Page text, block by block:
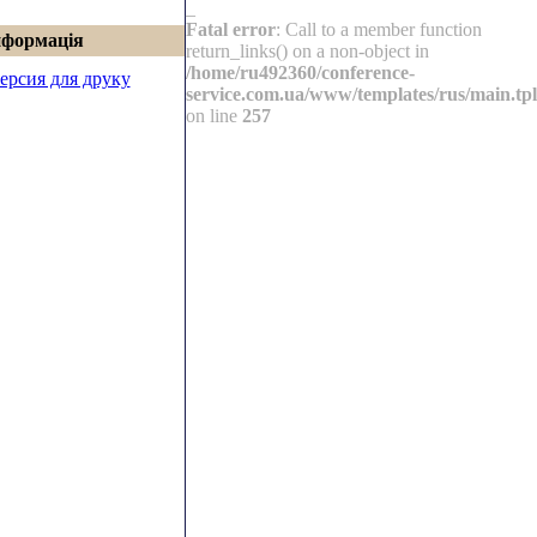
для друку
Fatal error: Call to a member function
return_links() on a non-object in
/home/ru492360/conference-
service.com.ua/www/templates/rus/main.tpl
on line 257